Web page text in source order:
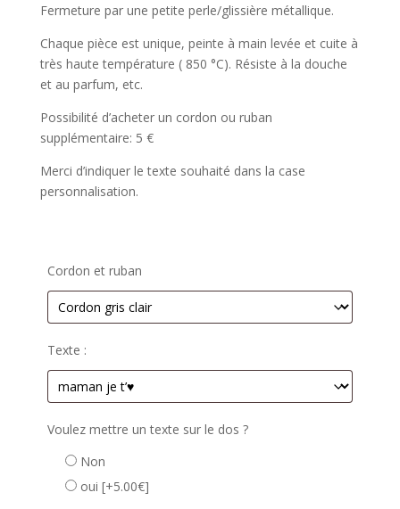
Fermeture par une petite perle/glissière métallique.
Chaque pièce est unique, peinte à main levée et cuite à
très haute température ( 850 °C). Résiste à la douche
et au parfum, etc.
Possibilité d’acheter un cordon ou ruban
supplémentaire: 5 €
Merci d’indiquer le texte souhaité dans la case
personnalisation.
Cordon et ruban
Texte :
Voulez mettre un texte sur le dos ?
Non
oui [+5.00€]